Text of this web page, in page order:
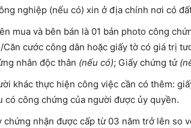
nghiệp (nếu có) xin ở địa chính nơi có
mua và bên bán là 01 bản photo công
cước công dân hoặc giấy tờ có giá trị
nhân độc thân (nếu có); Giấy chứng tử
khác thực hiện công việc cần có thêm:
có công chứng của người được ủy quyền.
nhận được cấp từ 03 năm trở lên so